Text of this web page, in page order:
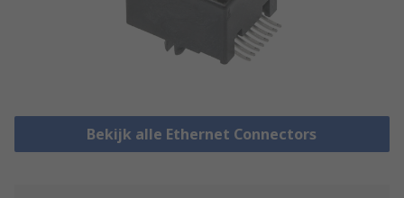
Bekijk alle Ethernet Connectors